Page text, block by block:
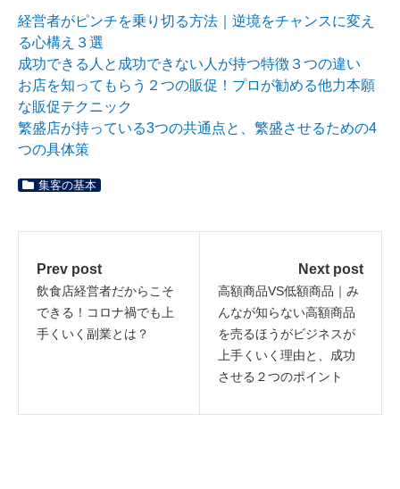
経営者がピンチを乗り切る方法｜逆境をチャンスに変え
る心構え３選
成功できる人と成功できない人が持つ特徴３つの違い
お店を知ってもらう２つの販促！プロが勧める他力本願
な販促テクニック
繁盛店が持っている3つの共通点と、繁盛させるための4
つの具体策
集客の基本
稿
ナ
ビ
Prev post
飲食店経営者だからこそ
できる！コロナ禍でも上
手くいく副業とは？
Next post
高額商品VS低額商品｜み
んなが知らない高額商品
を売るほうがビジネスが
上手くいく理由と、成功
させる２つのポイント